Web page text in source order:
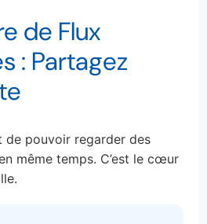
de Flux
: Partagez
de pouvoir regarder des
même temps. C’est le cœur